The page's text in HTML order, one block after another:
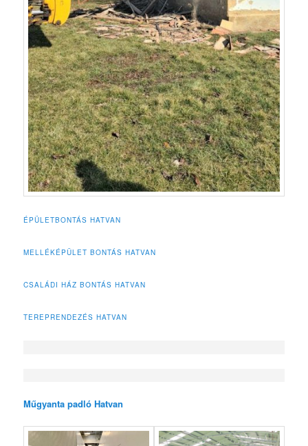
ÉPÜLETBONTÁS HATVAN
MELLÉKÉPÜLET BONTÁS HATVAN
CSALÁDI HÁZ BONTÁS HATVAN
TEREPRENDEZÉS HATVAN
Műgyanta padló Hatvan